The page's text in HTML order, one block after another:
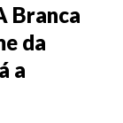
Branca
da
a